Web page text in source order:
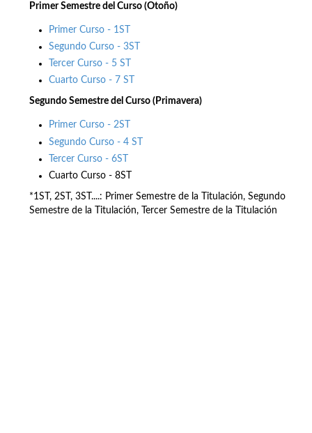
Primer Semestre del Curso (Otoño)
Primer Curso - 1ST
Segundo Curso - 3ST
Tercer Curso - 5 ST
Cuarto Curso - 7 ST
Segundo Semestre del Curso (Primavera)
Primer Curso - 2ST
Segundo Curso - 4 ST
Tercer Curso - 6ST
Cuarto Curso - 8ST
*1ST, 2ST, 3ST....: Primer Semestre de la Titulación, Segundo
Semestre de la Titulación, Tercer Semestre de la Titulación